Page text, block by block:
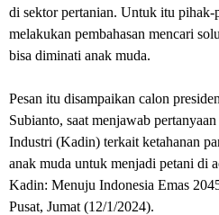
di sektor pertanian. Untuk itu pihak-
melakukan pembahasan mencari
bisa diminati anak muda.
Pesan itu disampaikan calon
Subianto, saat menjawab
Industri (Kadin) terkait ketahanan
anak muda untuk menjadi petani di
Kadin: Menuju Indonesia Emas
Pusat, Jumat (12/1/2024).